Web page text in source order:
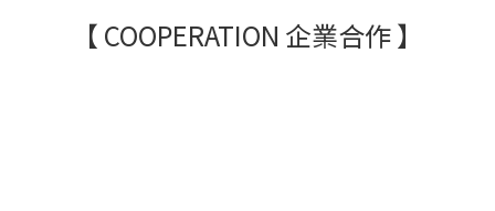
【 COOPERATION 企業合作 】